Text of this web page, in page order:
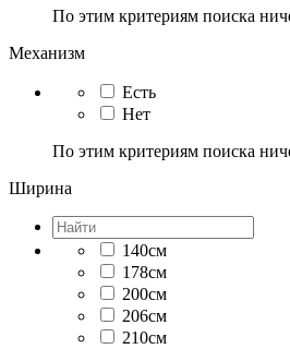
По этим критериям поиска
Механизм
Есть
Нет
По этим критериям поиска
Ширина
140см
178см
200см
206см
210см